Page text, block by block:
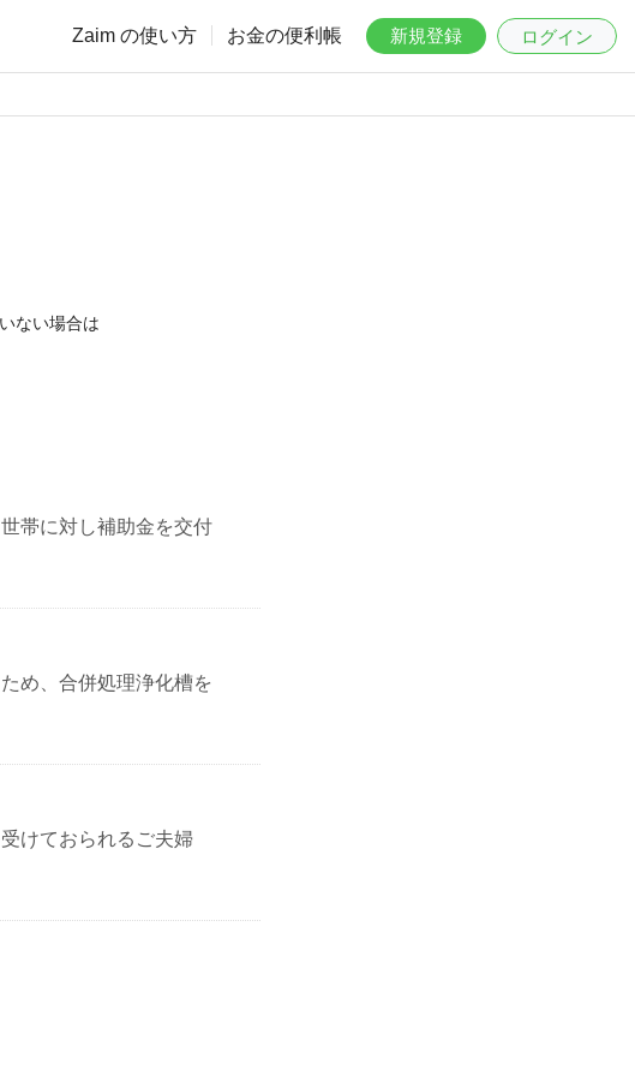
Zaim の使い方 お金の便利帳 新規登録 ログイン
ない場合は
帯に対し補助金を交付
め、合併処理浄化槽を
けておられるご夫婦